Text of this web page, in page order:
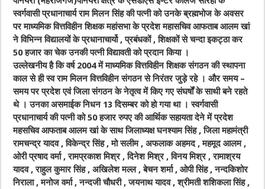
स्वर्गवासी प्रधानाचार्य राम मिलन सिंह की पत्नी को उनके ब्रह्मभोज के अवसर
पर माध्यमिक वित्तविहीन शिक्षक महांसभा के प्रदेश महासचिव आफताब आलम खां
ने विभिन्न विद्यालयों के प्रधानाचार्यो , प्रबंधकों , शिक्षकों से चन्दा इकट्ठा कर
50 हजार का चेक उनकी पत्नी विद्यावती को प्रदान किया ।
उल्लेखनीय है कि वर्ष 2004 में माध्यमिक वित्तविहीन शिक्षक संगठन की स्थापना
काल से ही स्व राम मिलन वित्तविहीन संगठन से निरंतर जुड़े रहे । और समय –
समय पर प्रदेश एवं जिला संगठन के नेतृत्व में किए गए संघर्षों के साथी बने रहते
थे । उनका असमाईक निधन 13 दिसम्बर को हो गया था । स्वर्गवासी
प्रधानाचार्य की पत्नी को 50 हजार रुपए की आर्थिक सहायता देने में प्रदेश
महसचिव आफताब आलम खां के साथ जिलाध्यक्ष घनश्याम सिंह , जिला महामंत्री
रामचन्द्र यादव , विकेन्द्र सिंह , मो सलीम , अफलाक अहमद , महमूद आलम ,
ओरी प्रषाद वर्मा , रामप्रकाश मिश्र , दिनेश मिश्र , विनय मिश्र , रामाश्रय
यादव , राहुल कुमार सिंह , अखिलेश मल्ल , बेचन शर्मा , ओपी सिंह , नन्दकिशोर
निराला , मनोज वर्मा , नन्दजी चौधरी , जयनाथ यादव , श्रीमती शशिकला सिंह ,